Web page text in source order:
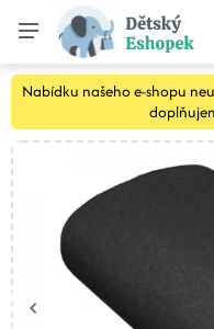
Nabídku našeho e-shopu